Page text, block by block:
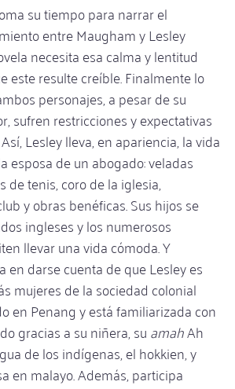
su tiempo para narrar el
entre Maugham y Lesley
necesita esa calma y lentitud
este resulte creíble. Finalmente lo
personajes, a pesar de su
sufren restricciones y expectativas
Lesley lleva, en apariencia, la vida
esposa de un abogado: veladas
de tenis, coro de la iglesia,
y obras benéficas. Sus hijos se
ingleses y los numerosos
llevar una vida cómoda. Y
en darse cuenta de que Lesley es
mujeres de la sociedad colonial
en Penang y está familiarizada con
gracias a su niñera, suamahAh
de los indígenas, el hokkien, y
en malayo. Además, participa